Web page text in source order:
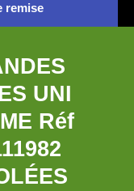
remise
UNI
Réf